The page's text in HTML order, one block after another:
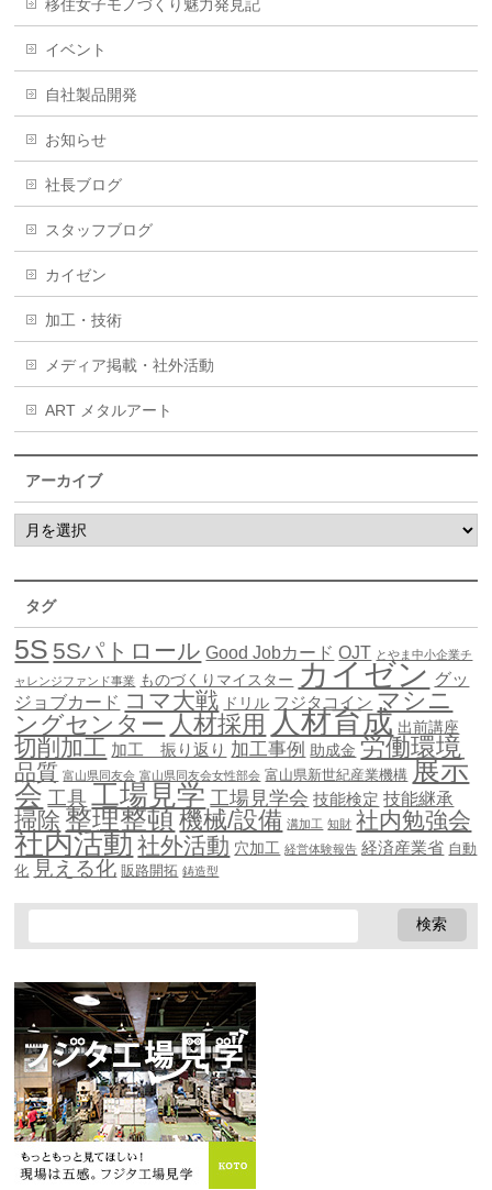
移住女子モノづくり魅力発見記
イベント
自社製品開発
お知らせ
社長ブログ
スタッフブログ
カイゼン
加工・技術
メディア掲載・社外活動
ART メタルアート
アーカイブ
タグ
5S 5Sパトロール Good Jobカード OJT とやま中小企業チ
ャレンジファンド事業 ものづくりマイスター カイゼン グッ
ジョブカード コマ大戦 ドリル フジタコイン マシニ
ングセンター 人材採用 人材育成 出前講座
切削加工 加工 振り返り 加工事例 助成金 労働環境
品質 富山県同友会 富山県同友会女性部会 富山県新世紀産業機構 展示
会 工具 工場見学 工場見学会 技能検定 技能継承
掃除 整理整頓機械/設備 溝加工 知財 社内勉強会
社内活動社外活動 穴加工 経営体験報告 経済産業省 自動
化 見える化 販路開拓 鋳造型